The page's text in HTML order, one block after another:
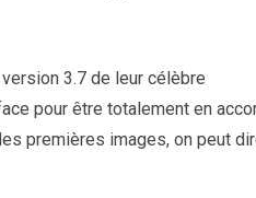
3.7 de leur célèbre
pour être totalement en
premières images, on peut